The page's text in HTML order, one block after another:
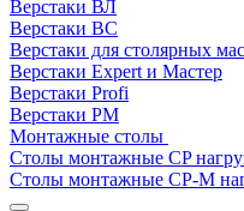
Верстаки ВЛ
Верстаки ВС
Верстаки для столярных
Верстаки Expert и Мастер
Верстаки Profi
Верстаки РМ
Монтажные столы
Столы монтажные СP
Столы монтажные СР-М